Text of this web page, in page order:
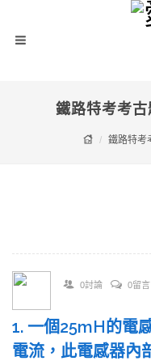
鐵路特考考
鐵路特考
0討論 0留言
1. 一個25mH的電
電流，此電感器